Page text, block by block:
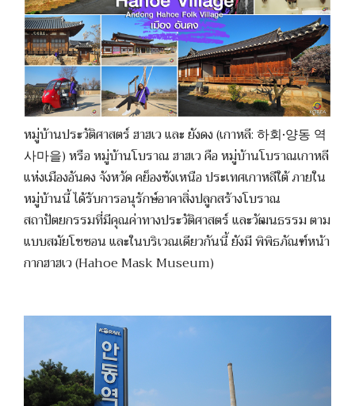
หมู่บ้านประวัติศาสตร์ ฮาฮเว และ ยังดง (เกาหลี: 하회·양동 역
사마을) หรือ หมู่บ้านโบราณ ฮาฮเว คือ หมู่บ้านโบราณเกาหลี
แห่งเมืองอันดง จังหวัด คย็องซังเหนือ ประเทศเกาหลีใต้ ภายใน
หมู่บ้านนี้ ได้รับการอนุรักษ์อาคาสิ่งปลูกสร้างโบราณ
สถาปัตยกรรมที่มีคุณค่าทางประวัติศาสตร์ และวัฒนธรรม ตาม
แบบสมัยโชซอน และในบริเวณเดียวกันนี้ ยังมี พิพิธภัณฑ์หน้า
กากฮาฮเว (Hahoe Mask Museum)